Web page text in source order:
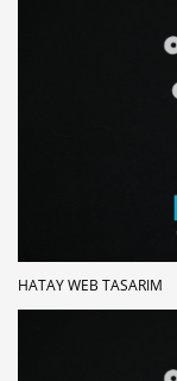
HATAY WEB TASARIM